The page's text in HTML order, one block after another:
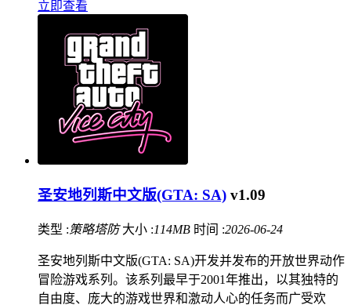
立即查看
圣安地列斯中文版(GTA: SA) v1.09
类型 : 策略塔防 大小 :114MB 时间 :2026-06-24
圣安地列斯中文版(GTA: SA)开发并发布的开放世界动作
冒险游戏系列。该系列最早于2001年推出，以其独特的
自由度、庞大的游戏世界和激动人心的任务而广受欢